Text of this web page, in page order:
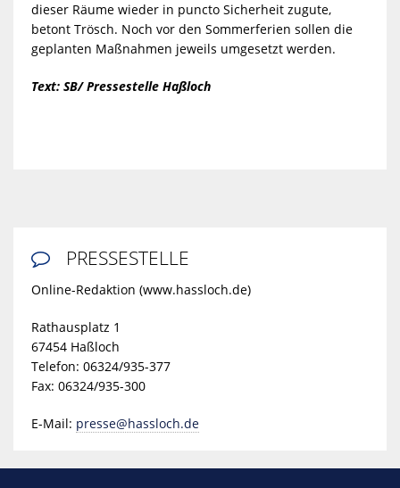
dieser Räume wieder in puncto Sicherheit zugute,
betont Trösch. Noch vor den Sommerferien sollen die
geplanten Maßnahmen jeweils umgesetzt werden.
Text: SB/ Pressestelle Haßloch
 PRESSESTELLE
Online-Redaktion (www.hassloch.de)
Rathausplatz 1
67454 Haßloch
Telefon: 06324/935-377
Fax: 06324/935-300
E-Mail: presse@hassloch.de